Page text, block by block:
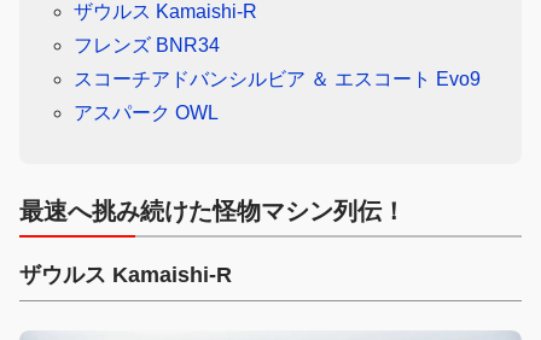
ザウルス Kamaishi-R
フレンズ BNR34
スコーチアドバンシルビア ＆ エスコート Evo9
アスパーク OWL
最速へ挑み続けた怪物マシン列伝！
ザウルス Kamaishi-R